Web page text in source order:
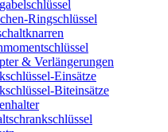
Ringschlüssel
& Verlängerungen
Einsätze
Biteinsätze